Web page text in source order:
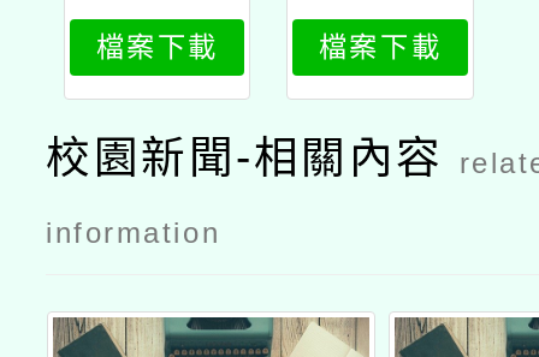
防治教育專
業人員培訓
班」實施計
畫
檔案下載
業人員培訓
班」實施計
畫
檔案下載
校園新聞-相關內容
information